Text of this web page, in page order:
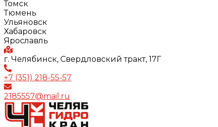
Томск
Тюмень
Ульяновск
Хабаровск
Ярославль
г. Челябинск, Свердловский тракт, 17Г
+7 (351) 218-55-57
2185557@mail.ru